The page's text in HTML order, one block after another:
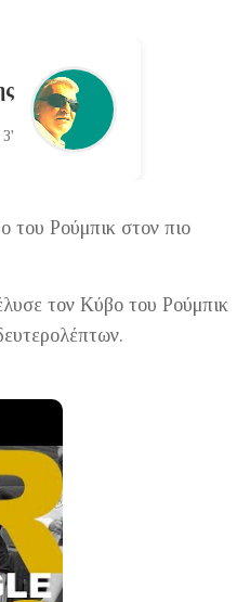
του Ρούμπικ στον πιο
τον Κύβο του Ρούμπικ